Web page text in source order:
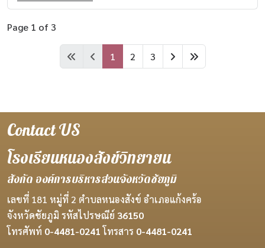
Page 1 of 3
1 2 3
Contact US
โรงเรียนหนองสังข์วิทยายน
สังกัด องค์การบริหารส่วนจังหวัดชัยภูมิ
เลขที่ 181 หมู่ที่ 2 ตำบลหนองสังข์ อำเภอแก้งคร้อ
จังหวัดชัยภูมิ รหัสไปรษณีย์ 36150
โทรศัพท์ 0-4481-0241โทรสาร 0-4481-0241